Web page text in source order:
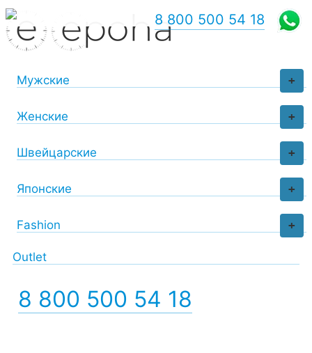
+
Мужские
+
Женские
+
Швейцарские
+
Японские
+
Fashion
Outlet
8 800 500 54 18
8 800 500 54 18